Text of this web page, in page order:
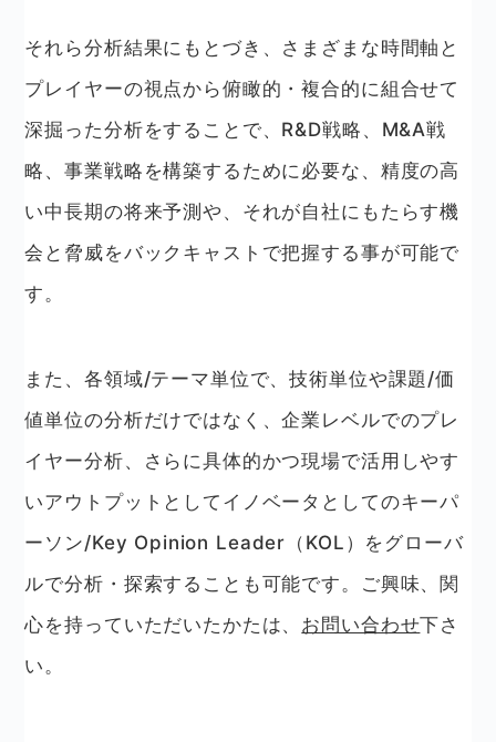
それら分析結果にもとづき、さまざまな時間軸と
プレイヤーの視点から俯瞰的・複合的に組合せて
深掘った分析をすることで、R&D戦略、M&A戦
略、事業戦略を構築するために必要な、精度の高
い中長期の将来予測や、それが自社にもたらす機
会と脅威をバックキャストで把握する事が可能で
す。
また、各領域/テーマ単位で、技術単位や課題/価
値単位の分析だけではなく、企業レベルでのプレ
イヤー分析、さらに具体的かつ現場で活用しやす
いアウトプットとしてイノベータとしてのキーパ
ーソン/Key Opinion Leader（KOL）をグローバ
ルで分析・探索することも可能です。ご興味、関
心を持っていただいたかたは、 お問い合わせ下さ
い。